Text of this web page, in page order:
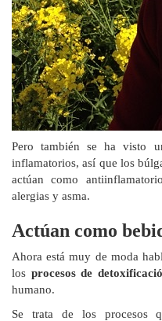
Pero también se ha visto
inflamatorios, así que los
actúan como
alergias y asma.
Actúan como
Ahora está muy de moda
los procesos de
humano.
Se trata de los procesos